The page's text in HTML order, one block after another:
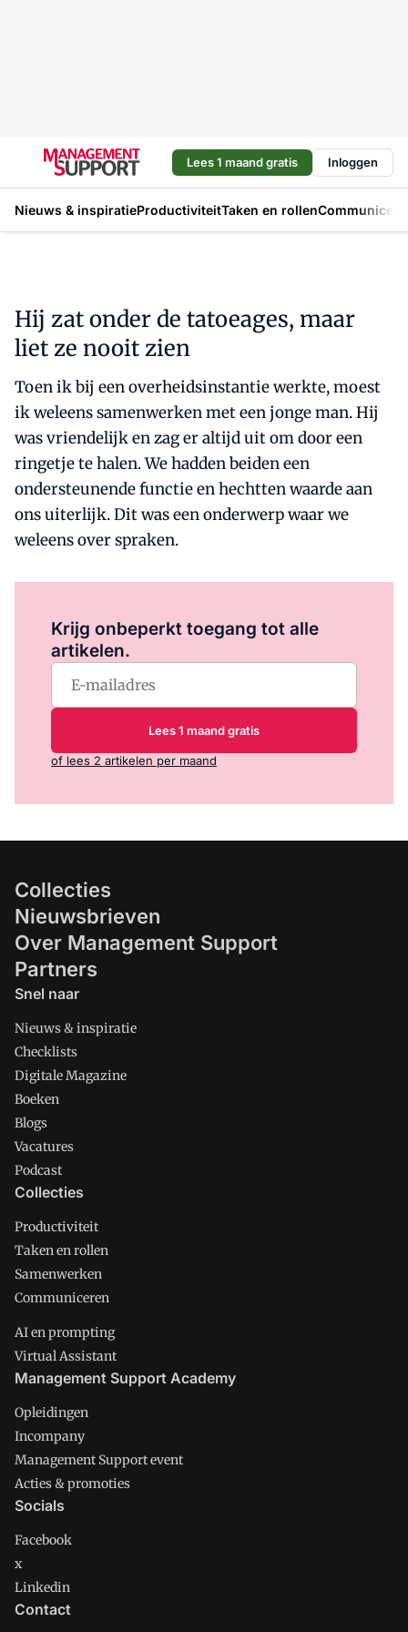
Lees 1 maand gratis Inloggen
Nieuws & inspiratieProductiviteitTaken en rollen
Hij zat onder de tatoeages, maar
liet ze nooit zien
Toen ik bij een overheidsinstantie werkte, moest
ik weleens samenwerken met een jonge man. Hij
was vriendelijk en zag er altijd uit om door een
ringetje te halen. We hadden beiden een
ondersteunende functie en hechtten waarde aan
ons uiterlijk. Dit was een onderwerp waar we
weleens over spraken.
Krijg onbeperkt toegang tot alle
artikelen.
Lees 1 maand gratis
of lees 2 artikelen per maand
Collecties
Nieuwsbrieven
Over Management Support
Partners
Snel naar
Nieuws & inspiratie
Checklists
Digitale Magazine
Boeken
Blogs
Vacatures
Podcast
Collecties
Productiviteit
Taken en rollen
Samenwerken
Communiceren
AI en prompting
Virtual Assistant
Management Support Academy
Opleidingen
Incompany
Management Support event
Acties & promoties
Socials
Facebook
x
Linkedin
Contact